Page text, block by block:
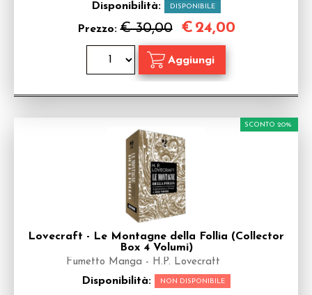
Disponibilità: DISPONIBILE
Prezzo:€ 30,00 € 24,00
Lovecraft - Le Montagne della Follia (Collector
Box 4 Volumi)
Fumetto Manga - H.P. Lovecraft
Disponibilità: NON DISPONIBILE
SCONTO 20%